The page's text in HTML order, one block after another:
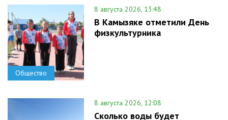
Общество
8 августа 2026, 13:48
В Камызяке отметили День
физкультурника
8 августа 2026, 12:08
Сколько воды будет